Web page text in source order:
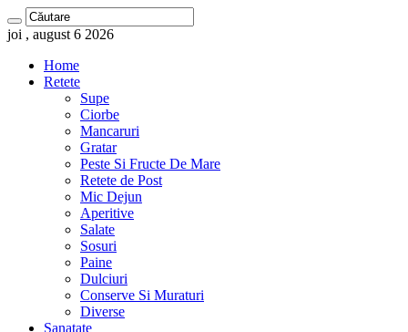
joi , august 6 2026
Home
Retete
Supe
Ciorbe
Mancaruri
Gratar
Peste Si Fructe De Mare
Retete de Post
Mic Dejun
Aperitive
Salate
Sosuri
Paine
Dulciuri
Conserve Si Muraturi
Diverse
Sanatate